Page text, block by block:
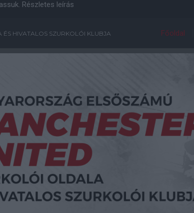
Részletes leírás
HIVATALOS SZURKOLÓI KLUBJA Főoldal